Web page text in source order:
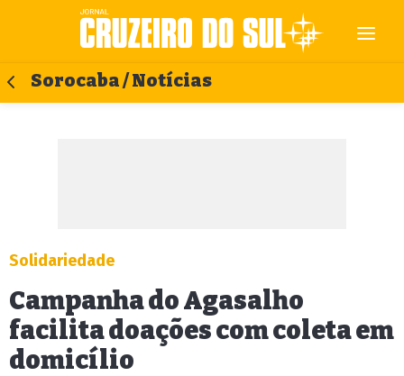
Sorocaba / Notícias
Solidariedade
Campanha do Agasalho
facilita doações com coleta em
domicílio